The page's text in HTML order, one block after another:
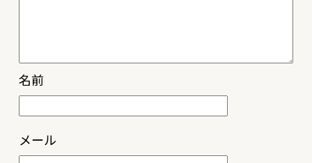
名前
メール